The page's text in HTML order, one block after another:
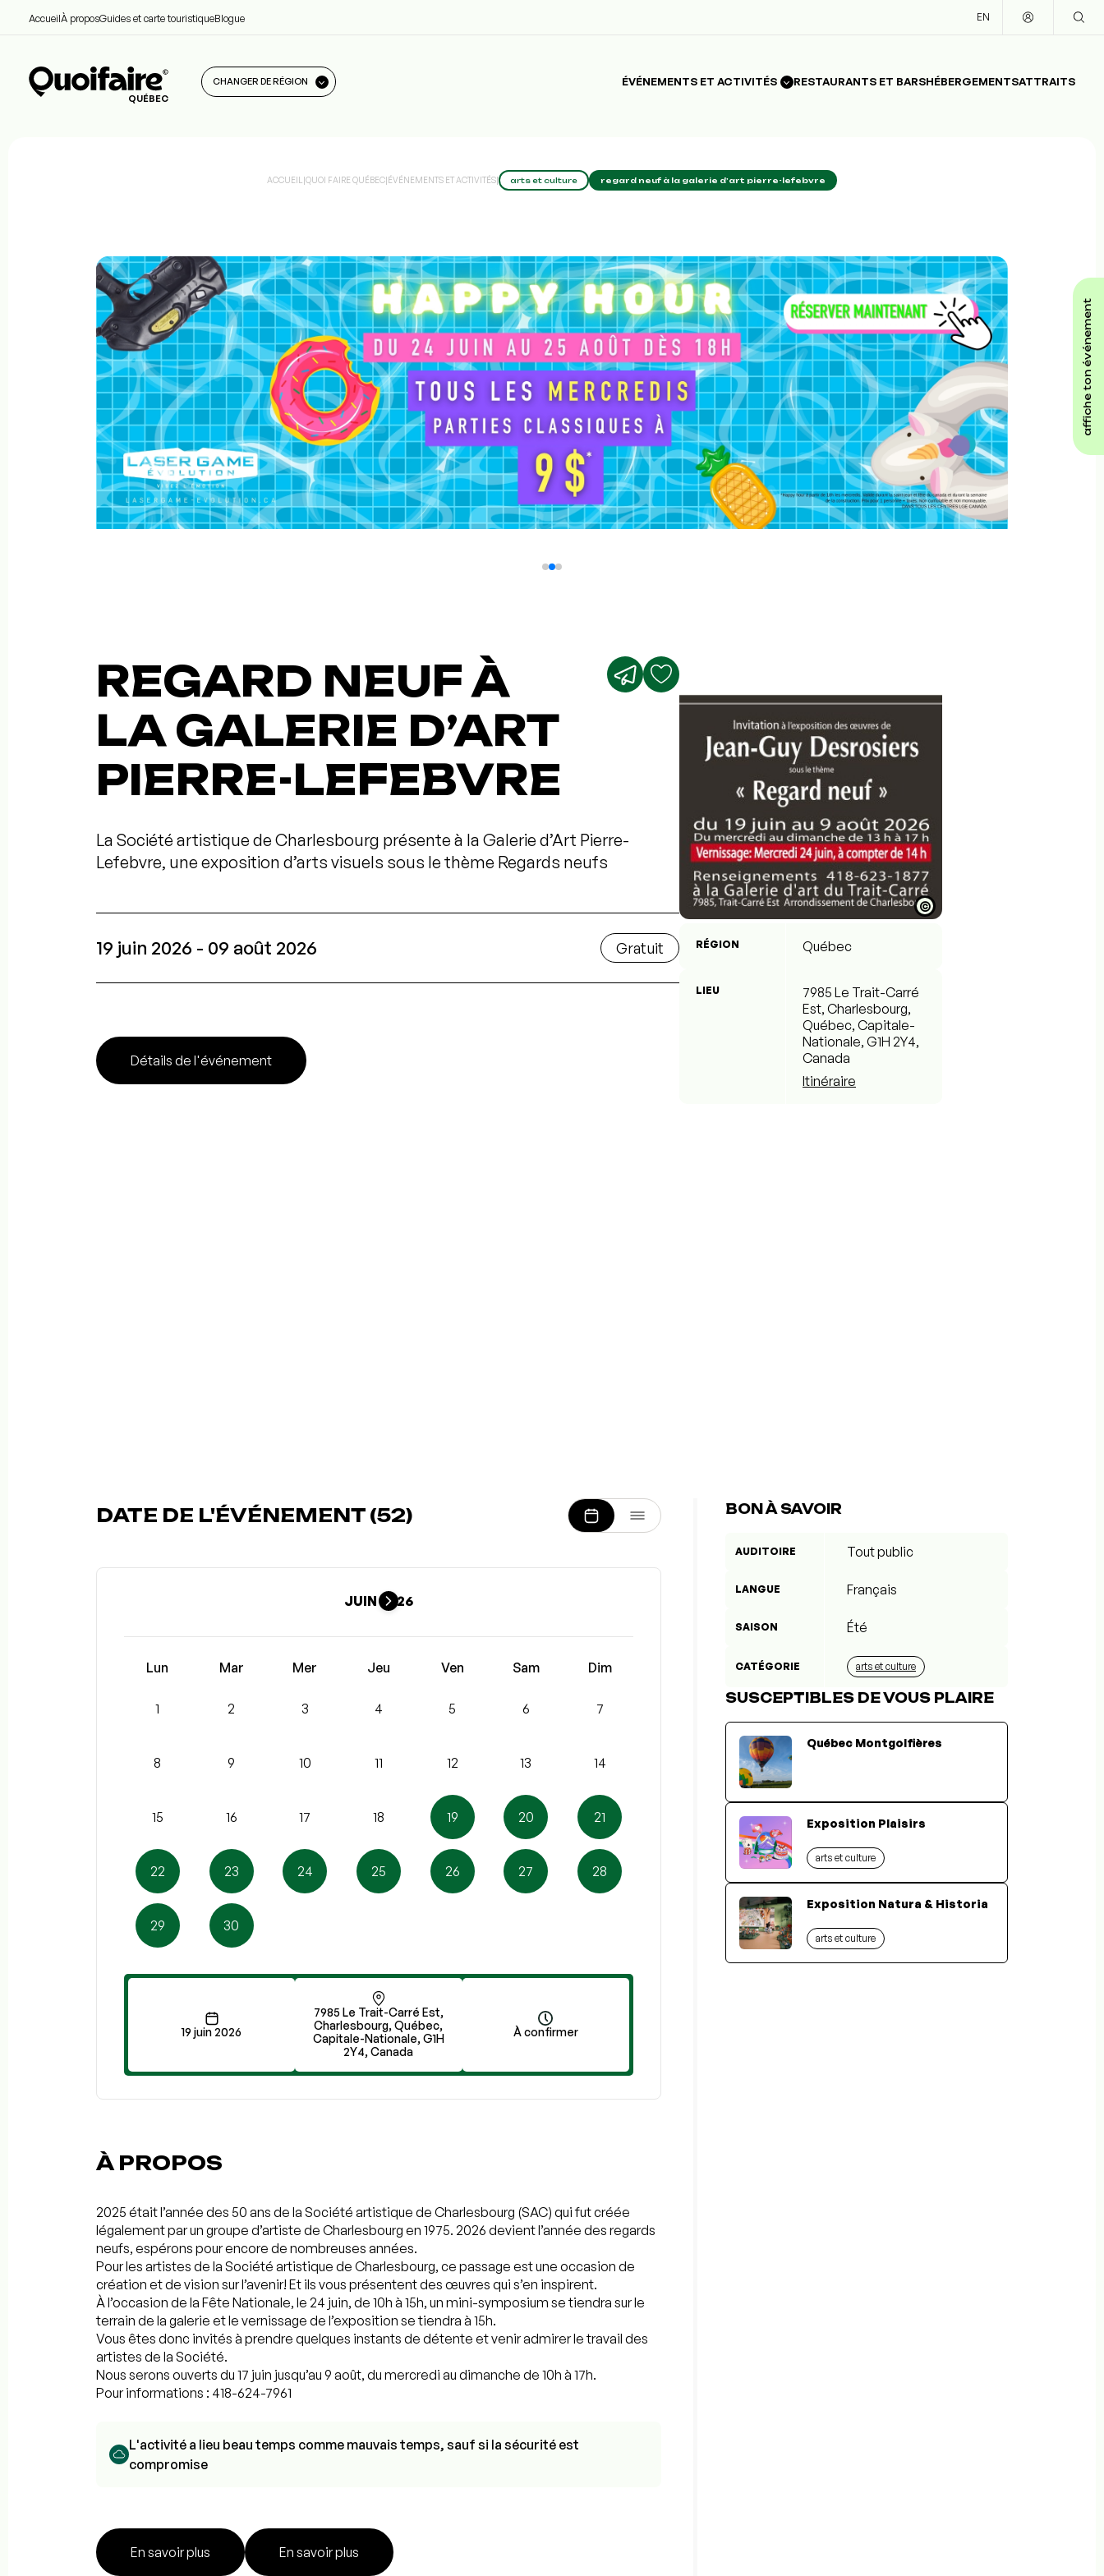
AccueilÀ proposGuides et carte touristiqueBlogue EN
QUÉBEC
CHANGER DE RÉGION ÉVÉNEMENTS ET ACTIVITÉS RESTAURANTS ET BARSHÉBERGEMENTSATTRAITS
affiche ton événement
ACCUEIL |QUOI FAIRE QUÉBEC|ÉVÉNEMENTS ET ACTIVITÉS| arts et culture regard neuf à la galerie d’art pierre-lefebvre
REGARD NEUF À
LA GALERIE D’ART
PIERRE-LEFEBVRE
La Société artistique de Charlesbourg présente à la Galerie d’Art Pierre-
Lefebvre, une exposition d’arts visuels sous le thème Regards neufs
19 juin 2026 - 09 août 2026 Gratuit
Détails de l'événement
©
RÉGION Québec
LIEU
7985 Le Trait-Carré
Est, Charlesbourg,
Québec, Capitale-
Nationale, G1H 2Y4,
Canada
Itinéraire
DATE DE L'ÉVÉNEMENT (52)
JUIN 2026
Lun Mar Mer Jeu Ven Sam Dim
1 2 3 4 5 6 7
8 9 10 11 12 13 14
15 16 17 18 19 20 21
22 23 24 25 26 27 28
29 30
19 juin 2026
7985 Le Trait-Carré Est,
Charlesbourg, Québec,
Capitale-Nationale, G1H
2Y4, Canada
À confirmer
À PROPOS
2025 était l’année des 50 ans de la Société artistique de Charlesbourg (SAC) qui fut créée
légalement par un groupe d’artiste de Charlesbourg en 1975. 2026 devient l’année des regards
neufs, espérons pour encore de nombreuses années.
Pour les artistes de la Société artistique de Charlesbourg, ce passage est une occasion de
création et de vision sur l’avenir! Et ils vous présentent des œuvres qui s’en inspirent.
À l’occasion de la Fête Nationale, le 24 juin, de 10h à 15h, un mini-symposium se tiendra sur le
terrain de la galerie et le vernissage de l’exposition se tiendra à 15h.
Vous êtes donc invités à prendre quelques instants de détente et venir admirer le travail des
artistes de la Société.
Nous serons ouverts du 17 juin jusqu’au 9 août, du mercredi au dimanche de 10h à 17h.
Pour informations : 418-624-7961
L'activité a lieu beau temps comme mauvais temps, sauf si la sécurité est
compromise
En savoir plus En savoir plus
BON À SAVOIR
AUDITOIRE Tout public
LANGUE Français
SAISON Été
CATÉGORIE arts et culture
SUSCEPTIBLES DE VOUS PLAIRE
Québec Montgolfières
Exposition Plaisirs
arts et culture
Exposition Natura & Historia
arts et culture